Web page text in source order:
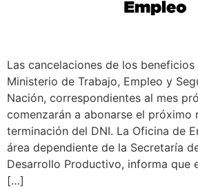
Las cancelaciones de los beneficios
Ministerio de Trabajo, Empleo y
Nación, correspondientes al mes
comenzarán a abonarse el próximo
terminación del DNI. La Oficina de
área dependiente de la Secretaría
Desarrollo Productivo, informa que
[…]